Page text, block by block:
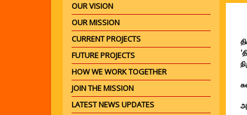
OUR VISION
OUR MISSION
CURRENT PROJECTS
FUTURE PROJECTS
HOW WE WORK TOGETHER
JOIN THE MISSION
LATEST NEWS UPDATES